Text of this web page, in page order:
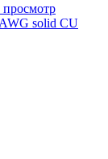
solid CU